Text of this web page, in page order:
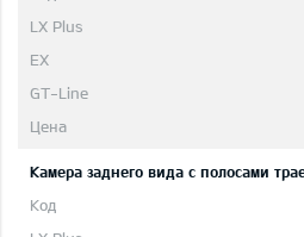
Камера заднего вида с полосами